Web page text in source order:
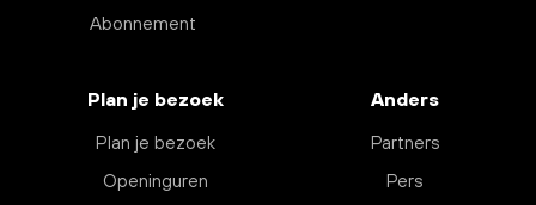
Abonnement
Plan je bezoek
Plan je bezoek
Openinguren
Anders
Partners
Pers